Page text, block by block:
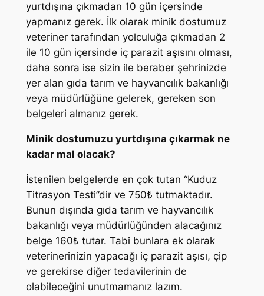
yurtdışına çıkmadan 10 gün içersinde
yapmanız gerek. İlk olarak minik dostumuz
veteriner tarafından yolculuğa çıkmadan 2
ile 10 gün içersinde iç parazit aşısını olması,
daha sonra ise sizin ile beraber şehrinizde
yer alan gıda tarım ve hayvancılık bakanlığı
veya müdürlüğüne gelerek, gereken son
belgeleri almanız gerek.
Minik dostumuzu yurtdışına çıkarmak ne
kadar mal olacak?
İstenilen belgelerde en çok tutan “Kuduz
Titrasyon Testi”dir ve 750₺ tutmaktadır.
Bunun dışında gıda tarım ve hayvancılık
bakanlığı veya müdürlüğünden alacağınız
belge 160₺ tutar. Tabi bunlara ek olarak
veterinerinizin yapacağı iç parazit aşısı, çip
ve gerekirse diğer tedavilerinin de
olabileceğini unutmamanız lazım.